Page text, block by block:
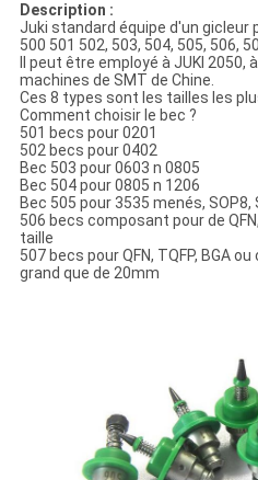
Description :
Juki standard équipe d'un
500 501 502, 503, 504, 505, 506,
Il peut être employé à JUKI 2050,
machines de SMT de Chine.
Ces 8 types sont les tailles les
Comment choisir le bec ?
501 becs pour 0201
502 becs pour 0402
Bec 503 pour 0603 n 0805
Bec 504 pour 0805 n 1206
Bec 505 pour 3535 menés, SOP8,
506 becs composant pour de
taille
507 becs pour QFN, TQFP, BGA
grand que de 20mm